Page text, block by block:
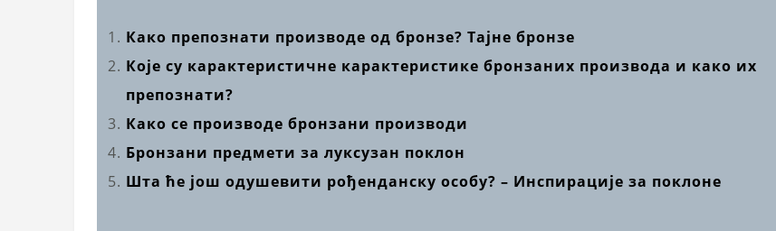
Како препознати производе од бронзе? Тајне бронзе
Које су карактеристичне карактеристике бронзаних производа и како их
препознати?
Како се производе бронзани производи
Бронзани предмети за луксузан поклон
Шта ће још одушевити рођенданску особу? – Инспирације за поклоне